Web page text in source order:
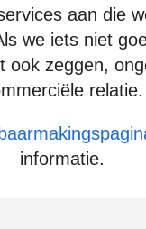
aan die
we iets niet
ook zeggen,
relatie.
informatie.